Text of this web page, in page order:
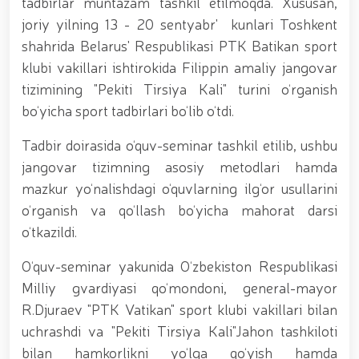
O‘zbekiston Milliy kino san'ati saroyida Milliy
gvardiya tizimidagi yoshlar bilan uchrashuv bo‘lib
o‘tdi. // Bayram kunlarida xavfsizlik toʻliq taʼminlandi
// Navroʻz shukuhi: otliq paradlar tashkil etildi //
“Navroʻzni ulugʻlash – insonni ulugʻlashdir!” shiori
ostida bayram sayli // Askarlar kasb-hunar
sertifikatlariga ega boʻldi // Qahramonlar xotirasi
xizmatchisi Navbahor Hamidova oltin medalni qoʻlga
kiritdi. // Iroda Ismoilova «Sodiq xizmatlari uchun»
medali bilan taqdirlandi. // O‘zbekiston Qurolli
Kuchlarida kibersport, dron va robot texnologiyalari
yo‘nalishlari rivojlantiriladi // Andijon viloyatida
Respublika ishchi guruhining yoshlar bilan uchrashuvi
tadbirlari doirasida muddatdi harbiy xizmatchilarga
sertifikatlar topshirildi. // Milliy gvardiya
qo‘mondoni, general-polkovnik B.Tashmatov
poytaxtimizdagi manzilli ishlari davomida yoshlar
bilan uchrashib, ular bilan ochiq muloqot o‘tkazdi. //
Farg‘ona viloyatida jinoyat sodir etishga moyil
shaxslar yashash manzillarida tezkor tadbirlar
joriy yilning 13 - 20 sentyabr' kunlari Toshkent
shahrida Belarus' Respublikasi PTK Batikan sport
klubi vakillari ishtirokida Filippin amaliy jangovar
tizimining "Pekiti Tirsiya Kali" turini o‘rganish
bo‘yicha sport tadbirlari bo‘lib o‘tdi.
Tadbir doirasida o‘quv-seminar tashkil etilib, ushbu
jangovar tizimning asosiy metodlari hamda
mazkur yo‘nalishdagi o‘quvlarning ilg‘or usullarini
o‘rganish va qo‘llash bo‘yicha mahorat darsi
o‘tkazildi.
O‘quv-seminar yakunida O‘zbekiston Respublikasi
Milliy gvardiyasi qo‘mondoni, general-mayor
R.Djuraev "PTK Vatikan" sport klubi vakillari bilan
uchrashdi va "Pekiti Tirsiya Kali"Jahon tashkiloti
bilan hamkorlikni yo‘lga qo‘yish hamda